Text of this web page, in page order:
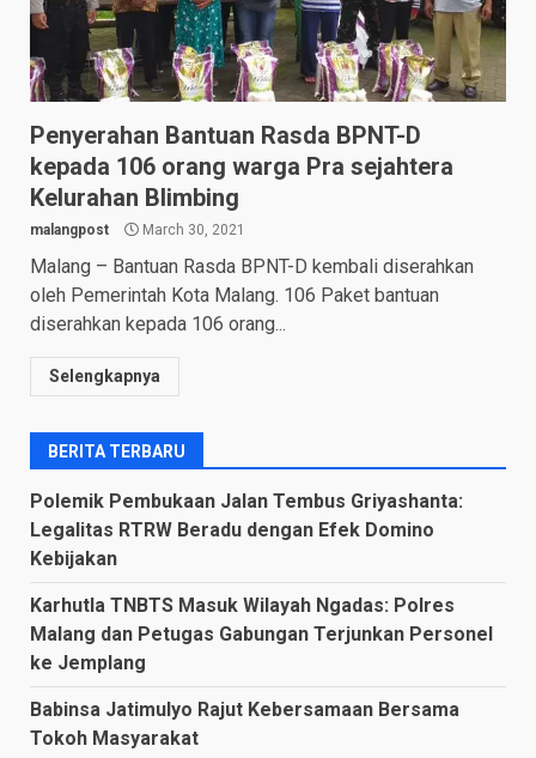
Penyerahan Bantuan Rasda BPNT-D
kepada 106 orang warga Pra sejahtera
Kelurahan Blimbing
malangpost March 30, 2021
Malang – Bantuan Rasda BPNT-D kembali diserahkan
oleh Pemerintah Kota Malang. 106 Paket bantuan
diserahkan kepada 106 orang...
Selengkapnya
BERITA TERBARU
Polemik Pembukaan Jalan Tembus Griyashanta:
Legalitas RTRW Beradu dengan Efek Domino
Kebijakan
Karhutla TNBTS Masuk Wilayah Ngadas: Polres
Malang dan Petugas Gabungan Terjunkan Personel
ke Jemplang
Babinsa Jatimulyo Rajut Kebersamaan Bersama
Tokoh Masyarakat